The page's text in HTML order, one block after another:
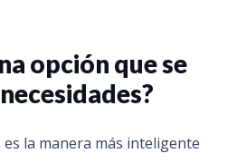
opción que se
la manera más inteligente